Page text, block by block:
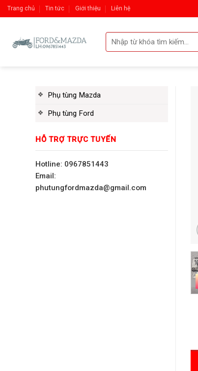
Skip
to
Trang chủ Tin tức Giới thiệu Liên hệ
Tìm
kiếm:
Phụ tùng Mazda
Phụ tùng Ford
HỖ TRỢ TRỰC TUYẾN
Hotline: 0967851443
Email:
phutungfordmazda@gmail.com